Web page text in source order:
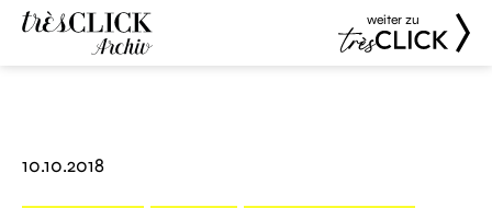
weiter zu
10.10.2018